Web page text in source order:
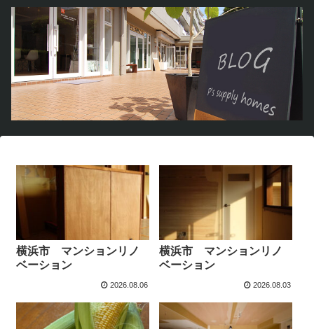
横浜市 マンションリノ
ベーション
2026.08.06
横浜市 マンションリノ
ベーション
2026.08.03